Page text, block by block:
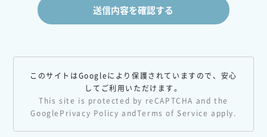
このサイトはGoogleにより保護されていますので、安心
してご利用いただけます。
This site is protected by reCAPTCHA and the
Google Privacy Policy andTerms of Service apply.